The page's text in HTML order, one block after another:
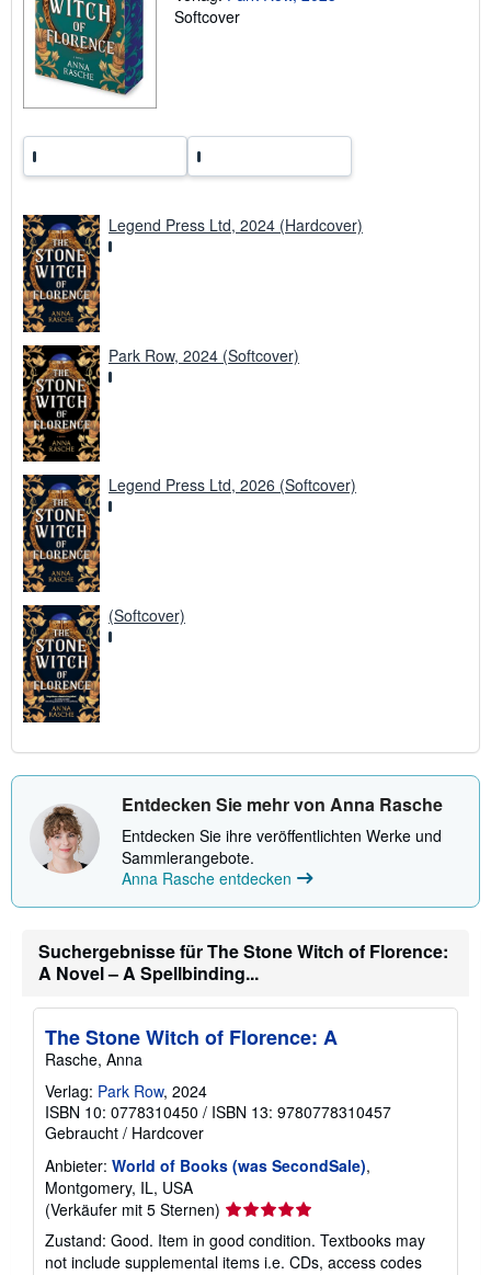
o
t
Softcover
Legend Press Ltd, 2024 (Hardcover)
Park Row, 2024 (Softcover)
Legend Press Ltd, 2026 (Softcover)
(Softcover)
Entdecken Sie mehr von Anna Rasche
Entdecken Sie ihre veröffentlichten Werke und
Sammlerangebote.
Anna Rasche entdecken
Suchergebnisse für The Stone Witch of Florence:
A Novel – A Spellbinding...
The Stone Witch of Florence: A
Rasche, Anna
Verlag: Park Row, 2024
ISBN 10: 0778310450 / ISBN 13: 9780778310457
Gebraucht / Hardcover
Anbieter: World of Books (was SecondSale),
Montgomery, IL, USA
(Verkäufer mit 5 Sternen) Verkäuferbewertung
von
Zustand: Good. Item in good condition. Textbooks may
not include supplemental items i.e. CDs, access codes